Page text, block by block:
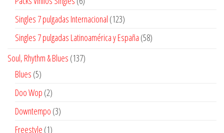
productos
Singles 7 pulgadas Internacional 123123
productos
Singles 7 pulgadas Latinoamérica y España 5858
Soul, Rhythm & Blues 137137
Blues 55
productos
Doo Wop 22
productos
Downtempo 33
Freestyle 11